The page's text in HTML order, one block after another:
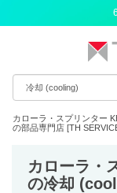
カローラ・スプリンター
の部品専門店 [TH
カローラ・
の冷却